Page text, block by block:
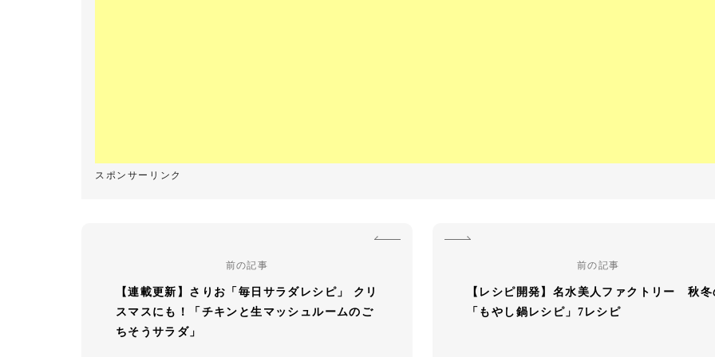
前の記事
【連載更新】さりお「毎日サラダレシピ」 クリ
スマスにも！「チキンと生マッシュルームのご
ちそうサラダ」
前の記事
【レシピ開発】名水美人ファクトリー 秋冬
「もやし鍋レシピ」7レシピ